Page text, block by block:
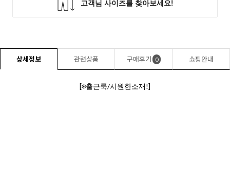
상세정보 관련상품 구매후기 0 쇼핑안내
[❄️출근룩/시원한소재!]